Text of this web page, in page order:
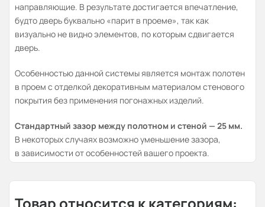
направляющие. В результате достигается впечатление,
будто дверь буквально «парит в проеме», так как
визуально не видно элементов, по которым сдвигается
дверь.
Особенностью данной системы является монтаж полотен
в проем с отделкой декоративным материалом стенового
покрытия без применения погонажных изделий.
Стандартный зазор между полотном и стеной — 25 мм.
В некоторых случаях возможно уменьшение зазора,
в зависимости от особенностей вашего проекта.